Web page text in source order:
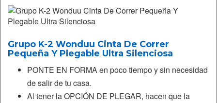
Grupo K-2 Wonduu Cinta De Correr
Pequeña Y Plegable Ultra Silenciosa
PONTE EN FORMA en poco tiempo y sin necesidad
de salir de tu casa.
Al tener la OPCIÓN DE PLEGAR, hacen que la